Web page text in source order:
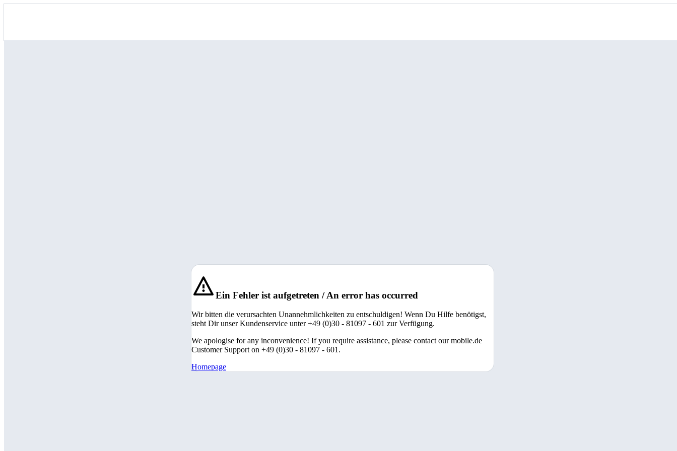
Ein Fehler ist aufgetreten / An error has occurred
Wir bitten die verursachten Unannehmlichkeiten zu entschuldigen! Wenn Du Hilfe benötigst,
steht Dir unser Kundenservice unter +49 (0)30 - 81097 - 601 zur Verfügung.
We apologise for any inconvenience! If you require assistance, please contact our mobile.de
Customer Support on +49 (0)30 - 81097 - 601.
Homepage